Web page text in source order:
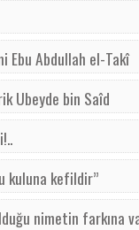
Ebu Abdullah el-Takî
Ubeyde bin Saîd
kuluna kefildir”
nimetin farkına